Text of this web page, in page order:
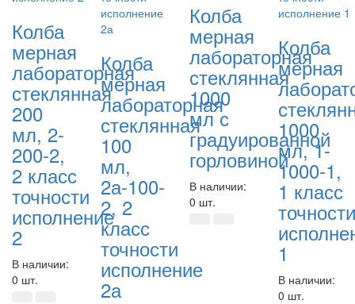
Колба
мерная
лабораторная
стеклянная
200
мл, 2-
200-2,
2 класс
точности
исполнение
2
В наличии:
0 шт.
Колба
мерная
лабораторная
стеклянная
100
мл,
2а-100-
2, 2
класс
точности
исполнение
2а
Колба
мерная
лабораторная
стеклянная
1000
мл с
градуированной
горловиной
В наличии:
0 шт.
Колба
мерная
1000
мл, 1-
1000-1,
1 класс
точности
1
В наличии:
0 шт.